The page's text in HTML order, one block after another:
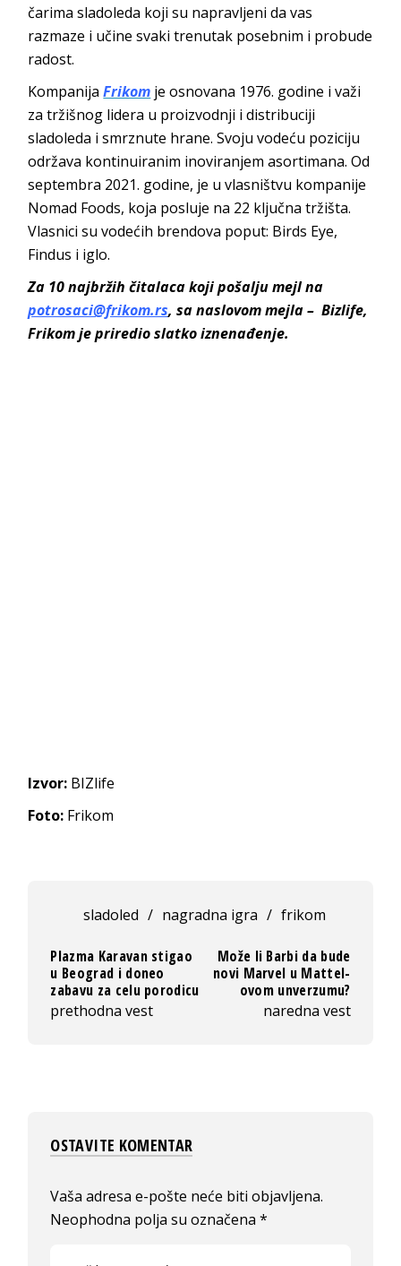
čarima sladoleda koji su napravljeni da vas
razmaze i učine svaki trenutak posebnim i probude
radost.
KompanijaFrikom je osnovana 1976. godine i važi
za tržišnog lidera u proizvodnji i distribuciji
sladoleda i smrznute hrane. Svoju vodeću poziciju
održava kontinuiranim inoviranjem asortimana. Od
septembra 2021. godine, je u vlasništvu kompanije
Nomad Foods, koja posluje na 22 ključna tržišta.
Vlasnici su vodećih brendova poput: Birds Eye,
Findus i iglo.
Za 10 najbržih čitalaca koji pošalju mejl na
potrosaci@frikom.rs, sa naslovom mejla – Bizlife,
Frikom je priredio slatko iznenađenje.
Izvor: BIZlife
Foto: Frikom
sladoled / nagradna igra / frikom
Plazma Karavan stigao
u Beograd i doneo
zabavu za celu porodicu
prethodna vest
Može li Barbi da bude
novi Marvel u Mattel-
ovom unverzumu?
naredna vest
OSTAVITE KOMENTAR
Vaša adresa e-pošte neće biti objavljena.
Neophodna polja su označena*